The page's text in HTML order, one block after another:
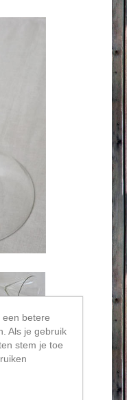
een betere
Als je gebruik
stem je toe